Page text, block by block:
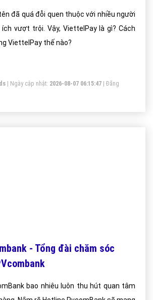
đã quá đỗi quen thuộc với nhiều người
vượt trội. Vậy, ViettelPay là gì? Cách
ViettelPay thế nào?
| Ngày cập nhật: 2026-08-07 06:15:47
Đăng
- Tổng đài chăm sóc
bao nhiêu luôn thu hút quan tâm